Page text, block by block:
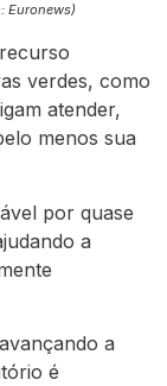
Euronews)
verdes, como
atender,
menos sua
por quase
a
a
é